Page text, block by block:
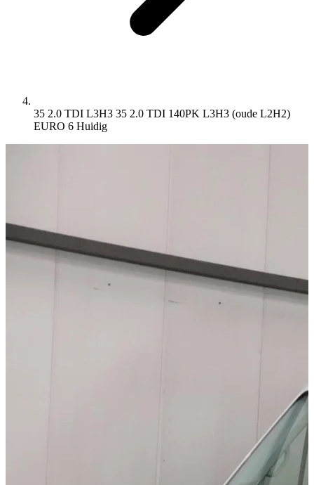
35 2.0 TDI L3H3 35 2.0 TDI 140PK L3H3 (oude L2H2)
EURO 6 Huidig